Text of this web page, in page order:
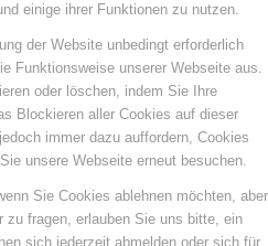
einige ihrer Funktionen zu nutzen.
der Website unbedingt erforderlich
Funktionsweise unserer Webseite aus.
oder löschen, indem Sie Ihre
Blockieren aller Cookies auf dieser
immer dazu auffordern, Cookies
unsere Webseite erneut besuchen.
Sie Cookies ablehnen möchten, aber
zu fragen, erlauben Sie uns bitte, ein
sich jederzeit abmelden oder sich für